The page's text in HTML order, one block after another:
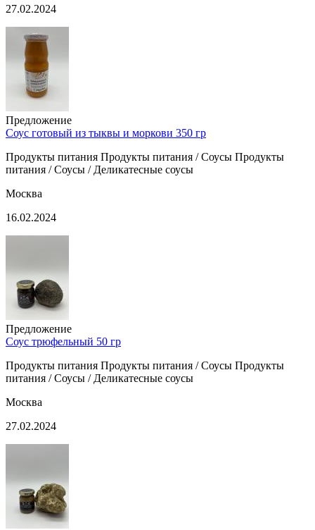
27.02.2024
Предложение
Соус готовый из тыквы и моркови 350 гр
Продукты питания Продукты питания / Соусы Продукты
питания / Соусы / Деликатесные соусы
Москва
16.02.2024
Предложение
Соус трюфельный 50 гр
Продукты питания Продукты питания / Соусы Продукты
питания / Соусы / Деликатесные соусы
Москва
27.02.2024